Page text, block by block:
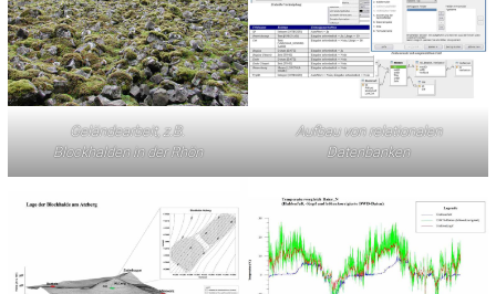
Geländearbeit, z.B.
Blockhalden in der Rhön
Aufbau von relationalen
Datenbanken